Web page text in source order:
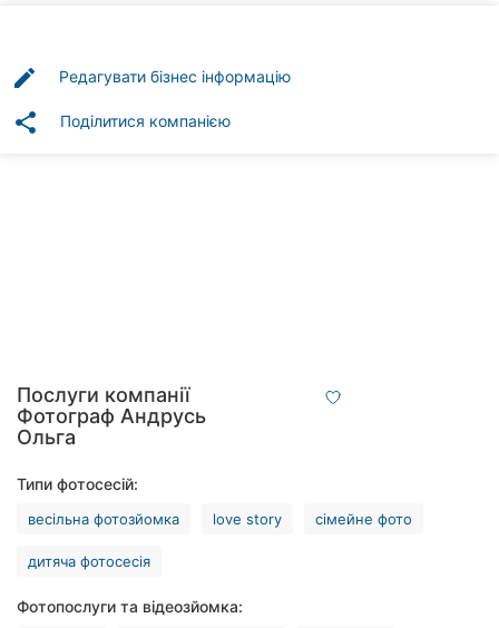
рубрики
Тернопіль
Хмельницький
Рівне
Одеса
Кропивницький
edit Редагувати бізнес інформацію
share Поділитися компанією
Послуги компанії
Фотограф Андрусь
Ольга
Типи фотосесій:
весільна фотозйомка love story сімейне фото
дитяча фотосесія
Фотопослуги та відеозйомка: